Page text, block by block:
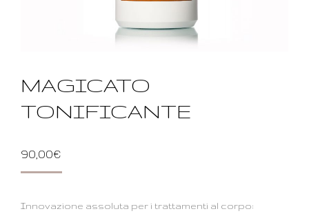
MAGICATO
TONIFICANTE
90,00€
Innovazione assoluta per i trattamenti al corpo: